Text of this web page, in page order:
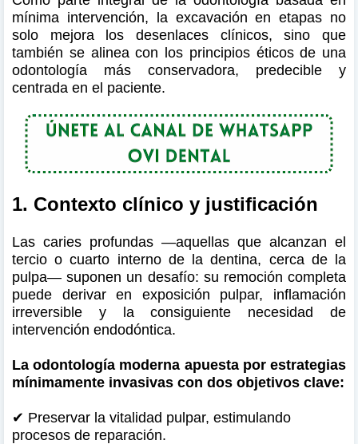
mínima intervención, la excavación en etapas no
solo mejora los desenlaces clínicos, sino que
también se alinea con los principios éticos de una
odontología más conservadora, predecible y
centrada en el paciente.
1. Contexto clínico y justificación
Las caries profundas —aquellas que alcanzan el
tercio o cuarto interno de la dentina, cerca de la
pulpa— suponen un desafío: su remoción completa
puede derivar en exposición pulpar, inflamación
irreversible y la consiguiente necesidad de
intervención endodóntica.
La odontología moderna apuesta por estrategias
mínimamente invasivas con dos objetivos clave:
✔ Preservar la vitalidad pulpar, estimulando
procesos de reparación.